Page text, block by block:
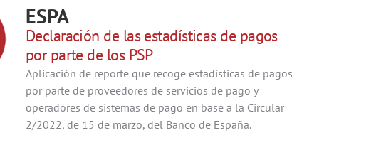
ESPA
Declaración de las estadísticas de pagos
por parte de los PSP
Aplicación de reporte que recoge estadísticas de pagos
por parte de proveedores de servicios de pago y
operadores de sistemas de pago en base a la Circular
2/2022, de 15 de marzo, del Banco de España.